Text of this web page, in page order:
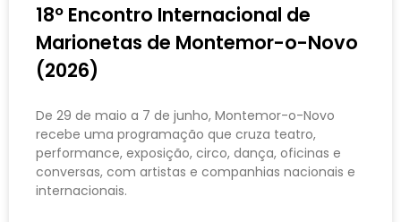
18º Encontro Internacional de
Marionetas de Montemor-o-Novo
(2026)
De 29 de maio a 7 de junho, Montemor-o-Novo
recebe uma programação que cruza teatro,
performance, exposição, circo, dança, oficinas e
conversas, com artistas e companhias nacionais e
internacionais.